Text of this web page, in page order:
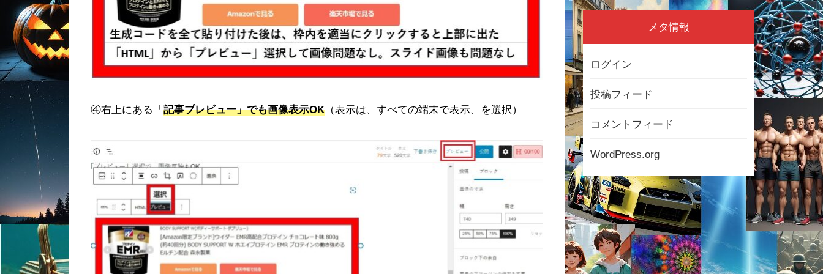
④右上にある「 記事プレビュー」でも画像表示OK （表示は、すべての端末で表示、を選択）
メタ情報
ログイン
投稿フィード
コメントフィード
WordPress.org